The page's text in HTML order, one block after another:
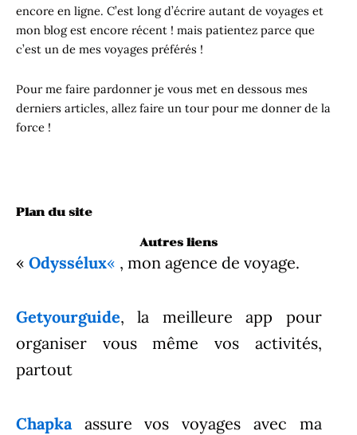
encore en ligne. C’est long d’écrire autant de voyages et
mon blog est encore récent ! mais patientez parce que
c’est un de mes voyages préférés !
Pour me faire pardonner je vous met en dessous mes
derniers articles, allez faire un tour pour me donner de la
force !
Plan du site
Autres liens
« Odyssélux« , mon agence de voyage.
Getyourguide, la meilleure app pour
organiser vous même vos activités,
partout
Chapkaassure vos voyages avec ma